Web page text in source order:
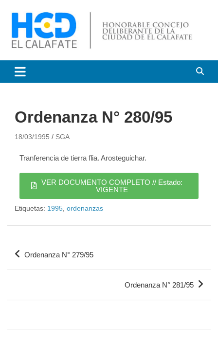
Honorable Concejo
Deliberante de El Calafate
Ordenanza N° 280/95
18/03/1995 SGA
Tranferencia de tierra flia. Arosteguichar.
VER DOCUMENTO COMPLETO // Estado:
VIGENTE
Etiquetas: 1995 ordenanzas
Ordenanza N° 279/95
Ordenanza N° 281/95